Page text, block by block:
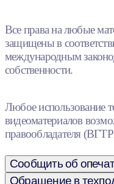
Все права на любые
защищены в
международным
собственности.
Любое использование
видеоматериалов
правообладателя
Сообщить об
Обращение в